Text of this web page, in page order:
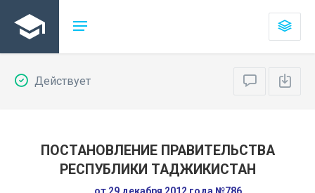
Действует
ПОСТАНОВЛЕНИЕ ПРАВИТЕЛЬСТВА
РЕСПУБЛИКИ ТАДЖИКИСТАН